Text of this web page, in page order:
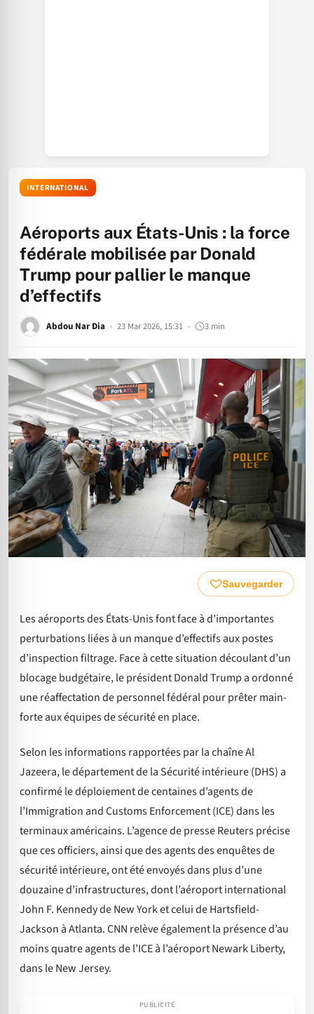
INTERNATIONAL
Aéroports aux États-Unis : la force
fédérale mobilisée par Donald
Trump pour pallier le manque
d’effectifs
Abdou Nar Dia 23 Mar 2026, 15:31 3 min
Sauvegarder
Les aéroports des États-Unis font face à d’importantes
perturbations liées à un manque d’effectifs aux postes
d’inspection filtrage. Face à cette situation découlant d’un
blocage budgétaire, le président Donald Trump a ordonné
une réaffectation de personnel fédéral pour prêter main-
forte aux équipes de sécurité en place.
Selon les informations rapportées par la chaîne Al
Jazeera, le département de la Sécurité intérieure (DHS) a
confirmé le déploiement de centaines d’agents de
l’Immigration and Customs Enforcement (ICE) dans les
terminaux américains. L’agence de presse Reuters précise
que ces officiers, ainsi que des agents des enquêtes de
sécurité intérieure, ont été envoyés dans plus d’une
douzaine d’infrastructures, dont l’aéroport international
John F. Kennedy de New York et celui de Hartsfield-
Jackson à Atlanta. CNN relève également la présence d’au
moins quatre agents de l’ICE à l’aéroport Newark Liberty,
dans le New Jersey.